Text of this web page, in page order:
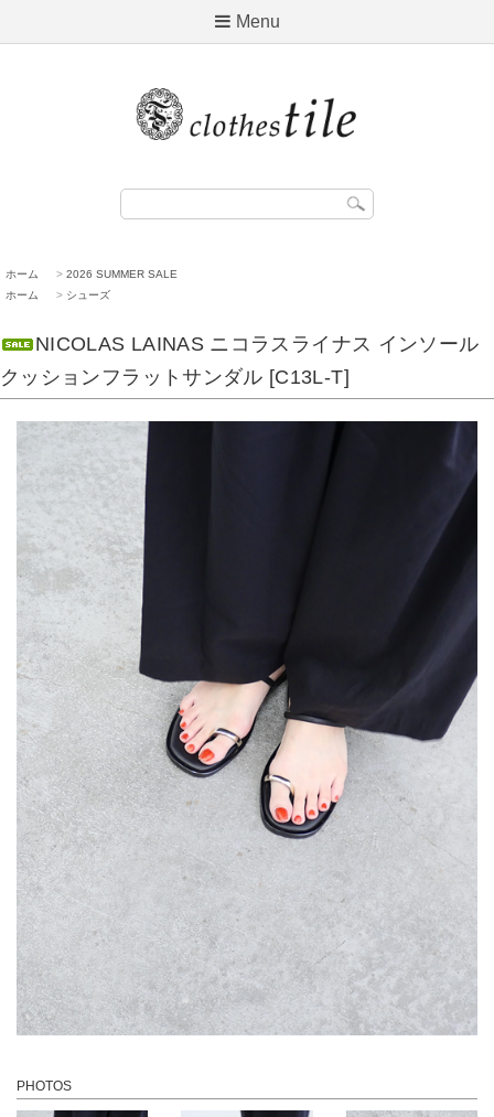
Menu
ホーム > 2026 SUMMER SALE
ホーム
> シューズ
NICOLAS LAINAS ニコラスライナス インソール
クッションフラットサンダル [C13L-T]
PHOTOS